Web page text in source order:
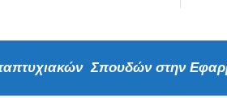
Σπουδών στην